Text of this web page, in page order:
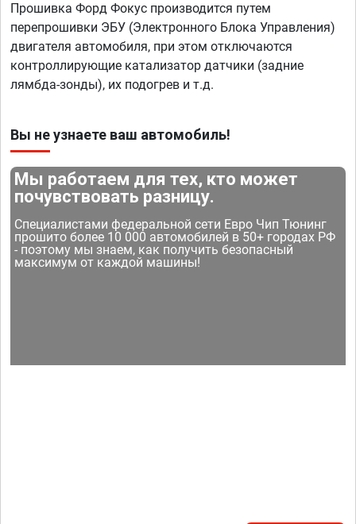
Прошивка Форд Фокус производится путем
перепрошивки ЭБУ (Электронного Блока Управления)
двигателя автомобиля, при этом отключаются
контроллирующие катализатор датчики (задние
лямбда-зонды), их подогрев и т.д.
Вы не узнаете ваш автомобиль!
Мы работаем для тех, кто может
почувствовать разницу.
Специалистами федеральной сети Евро Чип Тюнинг
прошито более 10 000 автомобилей в 50+ городах РФ
- поэтому мы знаем, как получить безопасный
максимум от каждой машины!